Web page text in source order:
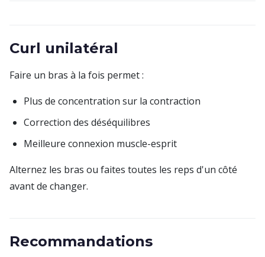
Curl unilatéral
Faire un bras à la fois permet :
Plus de concentration sur la contraction
Correction des déséquilibres
Meilleure connexion muscle-esprit
Alternez les bras ou faites toutes les reps d'un côté
avant de changer.
Recommandations